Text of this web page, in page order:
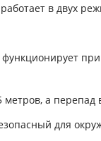
в двух
при
а
для